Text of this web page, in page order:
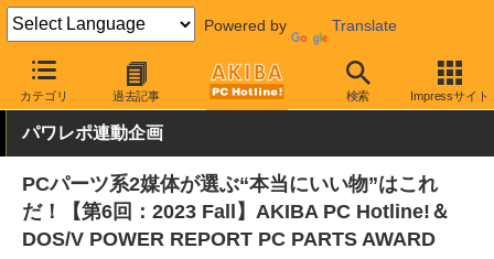
Powered by Translate
カテゴリ 過去記事 検索 Impressサイト
AKIBA PC Hotline! PCパーツ CPUクーラー Deepcool
パワレポ連動企画
PCパーツ系2媒体が選ぶ“本当にいい物”はこれ
だ！【第6回：2023 Fall】AKIBA PC Hotline!＆
DOS/V POWER REPORT PC PARTS AWARD